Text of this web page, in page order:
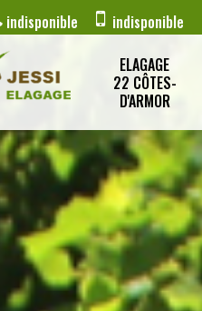
indisponible indisponible
ELAGAGE
22 CÔTES-
D'ARMOR